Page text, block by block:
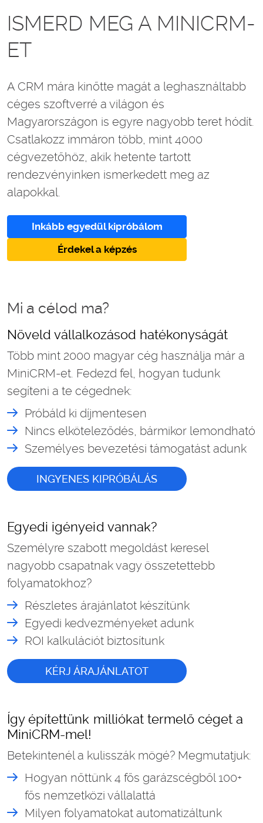
ISMERD MEG A MINICRM-
ET
A CRM mára kinőtte magát a leghasználtabb
céges szoftverré a világon és
Magyarországon is egyre nagyobb teret hódít.
Csatlakozz immáron több, mint 4000
cégvezetőhöz, akik hetente tartott
rendezvényinken ismerkedett meg az
alapokkal.
Inkább egyedül kipróbálom
Érdekel a képzés
Mi a célod ma?
Növeld vállalkozásod hatékonyságát
Több mint 2000 magyar cég használja már a
MiniCRM-et. Fedezd fel, hogyan tudunk
segíteni a te cégednek:
Próbáld ki díjmentesen
Nincs elköteleződés, bármikor lemondható
Személyes bevezetési támogatást adunk
INGYENES KIPRÓBÁLÁS
Egyedi igényeid vannak?
Személyre szabott megoldást keresel
nagyobb csapatnak vagy összetettebb
folyamatokhoz?
Részletes árajánlatot készítünk
Egyedi kedvezményeket adunk
ROI kalkulációt biztosítunk
KÉRJ ÁRAJÁNLATOT
Így építettünk milliókat termelő céget a
MiniCRM-mel!
Betekintenél a kulisszák mögé? Megmutatjuk:
Hogyan nőttünk 4 fős garázscégből 100+
fős nemzetközi vállalattá
Milyen folyamatokat automatizáltunk